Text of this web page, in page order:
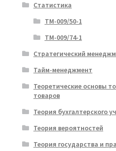
Статистика
ТМ-009/50-1
ТМ-009/74-1
Стратегический
Тайм-менеджмент
Теоретические основы
товаров
Теория бухгалтерского
Теория вероятностей
Теория государства и